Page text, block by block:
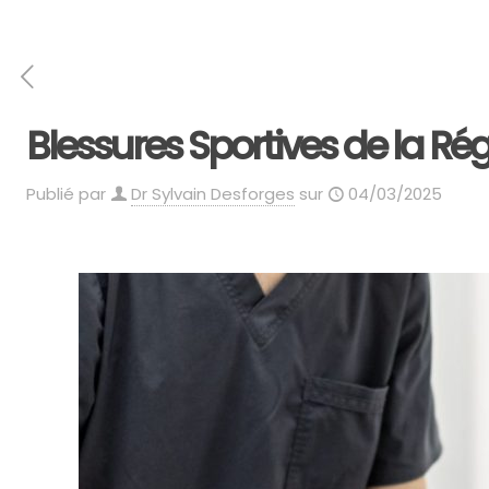
Blessures Sportives de la
Publié par Dr Sylvain Desforges sur 04/03/2025